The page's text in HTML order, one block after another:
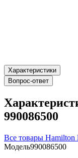
Характеристики
Вопрос-ответ
990086500
Все товары Hamilton
Модель990086500